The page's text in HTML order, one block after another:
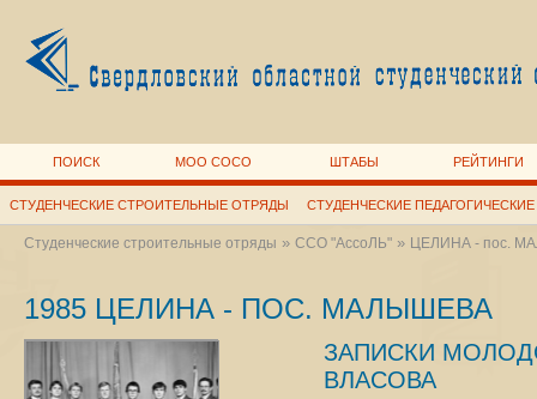
ПОИСК МОО СОСО ШТАБЫ РЕЙТИНГИ
СТУДЕНЧЕСКИЕ СТРОИТЕЛЬНЫЕ ОТРЯДЫ СТУДЕНЧЕСКИЕ
Студенческие строительные отряды » ССО "АссоЛЬ"» ЦЕЛИНА - пос.
1985 ЦЕЛИНА - ПОС. МАЛЫШЕВА
ЗАПИСКИ
ВЛАСОВА